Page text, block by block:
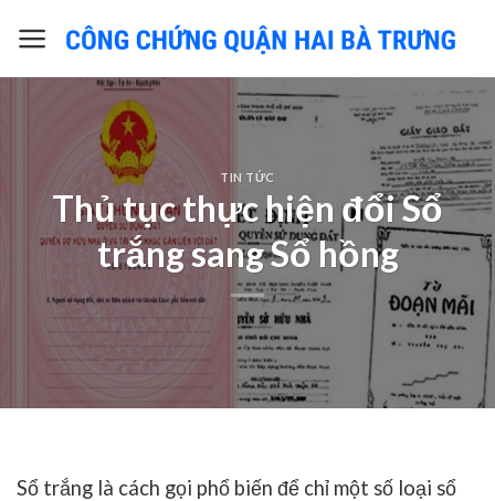
TIN TỨC
Thủ tục thực hiện đổi Sổ
trắng sang Sổ hồng
Sổ trắng là cách gọi phổ biến để chỉ một số loại sổ